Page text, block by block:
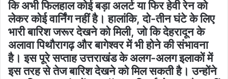
कि अभी फिलहाल कोई बड़ा अलर्ट या फिर हेवी रेन को
लेकर कोई वार्निंग नहीं है। हालांकि, दो-तीन घंटे के लिए
भारी बारिश जरूर देखने को मिली, जो कि देहरादून के
अलावा पिथौरागढ़ और बागेश्वर में भी होने की संभावना
है। इस पूरे सप्ताह उत्तराखंड के अलग-अलग इलाकों में
इस तरह से तेज बारिश देखने को मिल सकती है। उन्होंने